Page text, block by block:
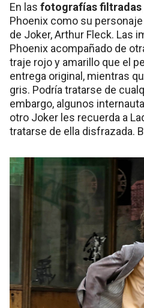
En las fotografías filtradas
Phoenix como su
de Joker, Arthur Fleck. Las
Phoenix acompañado de
traje rojo y amarillo que el
entrega original, mientras
gris. Podría tratarse de
embargo, algunos
otro Joker les recuerda a
tratarse de ella disfrazada.